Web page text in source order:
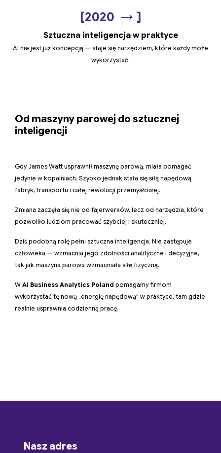
[2020 → ]
Sztuczna inteligencja w praktyce
AI nie jest już koncepcją — staje się narzędziem, które każdy może
wykorzystać.
Od maszyny parowej do sztucznej
inteligencji
Gdy James Watt usprawnił maszynę parową, miała pomagać
jedynie w kopalniach. Szybko jednak stała się siłą napędową
fabryk, transportu i całej rewolucji przemysłowej.
Zmiana zaczęła się nie od fajerwerków, lecz od narzędzia, które
pozwoliło ludziom pracować szybciej i skuteczniej.
Dziś podobną rolę pełni sztuczna inteligencja. Nie zastępuje
człowieka — wzmacnia jego zdolności analityczne i decyzyjne,
tak jak maszyna parowa wzmacniała siłę fizyczną.
W AI Business Analytics Poland pomagamy firmom
wykorzystać tę nową „energię napędową” w praktyce, tam gdzie
realnie usprawnia codzienną pracę.
Nasz adres